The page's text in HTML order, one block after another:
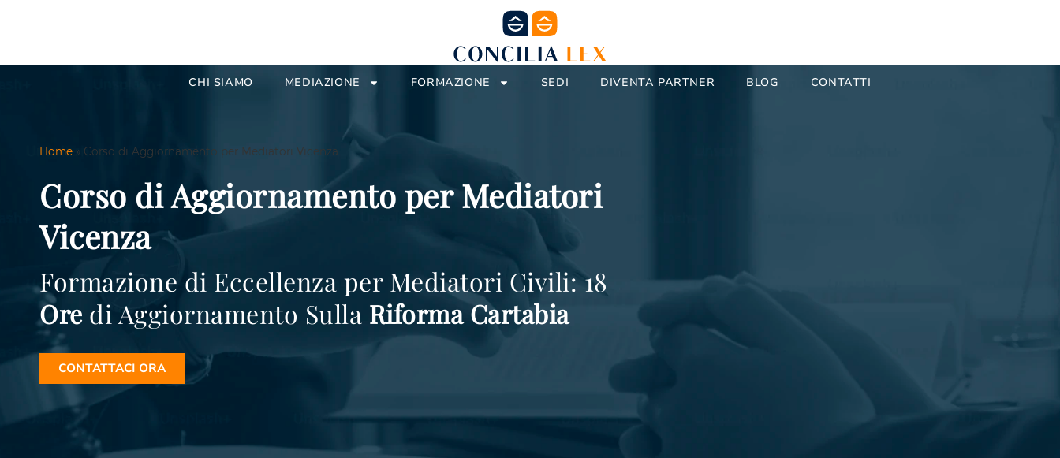
CHI SIAMO MEDIAZIONE FORMAZIONE SEDI DIVENTA PARTNER BLOG CONTATTI
Home » Corso di Aggiornamento per Mediatori Vicenza
Corso di Aggiornamento per Mediatori
Vicenza
Formazione di Eccellenza per Mediatori Civili: 18
Oredi Aggiornamento Sulla Riforma Cartabia
CONTATTACI ORA